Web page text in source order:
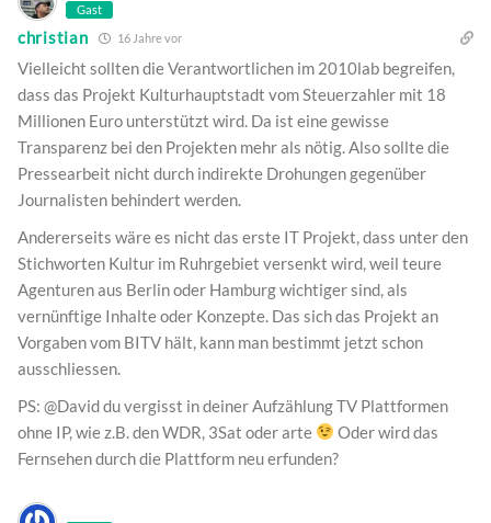
Gast
christian 16 Jahre vor
Vielleicht sollten die Verantwortlichen im 2010lab begreifen,
dass das Projekt Kulturhauptstadt vom Steuerzahler mit 18
Millionen Euro unterstützt wird. Da ist eine gewisse
Transparenz bei den Projekten mehr als nötig. Also sollte die
Pressearbeit nicht durch indirekte Drohungen gegenüber
Journalisten behindert werden.
Andererseits wäre es nicht das erste IT Projekt, dass unter den
Stichworten Kultur im Ruhrgebiet versenkt wird, weil teure
Agenturen aus Berlin oder Hamburg wichtiger sind, als
vernünftige Inhalte oder Konzepte. Das sich das Projekt an
Vorgaben vom BITV hält, kann man bestimmt jetzt schon
ausschliessen.
PS: @David du vergisst in deiner Aufzählung TV Plattformen
ohne IP, wie z.B. den WDR, 3Sat oder arte
Oder wird das
Fernsehen durch die Plattform neu erfunden?